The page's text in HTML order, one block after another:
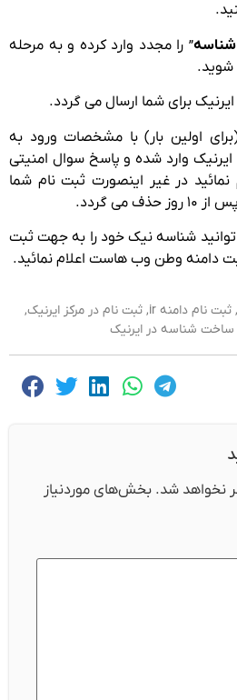
شناسه” را مجدد وارد کرده و به مرحله
شوید.
برای شما ارسال می گردد.
اولین بار) با مشخصات ورود به
وارد شده و پاسخ سوال امنیتی
نمائید در غیر اینصورت ثبت نام شما
گردد.
توانید شناسه نیک خود را به جهت ثبت
,ثبت نام دامنه ir ,ثبت نام در مرکز ایرنیک,
ساخت شناسه در ایرنیک
نخواهد شد. بخش‌های موردنیاز